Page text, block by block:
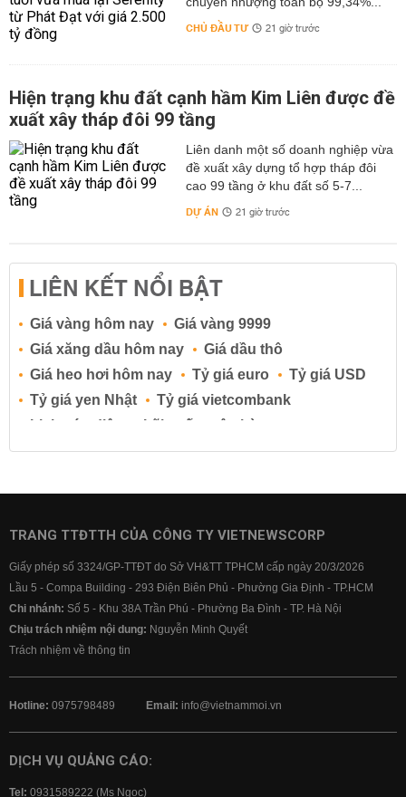
CHỦ ĐẦU TƯ 21 giờ trước
Hiện trạng khu đất cạnh hầm Kim Liên được đề
xuất xây tháp đôi 99 tầng
Liên danh một số doanh nghiệp vừa
đề xuất xây dựng tổ hợp tháp đôi
cao 99 tầng ở khu đất số 5-7...
DỰ ÁN 21 giờ trước
LIÊN KẾT NỔI BẬT
Giá vàng hôm nay
Giá vàng 9999
Giá xăng dầu hôm nay
Giá dầu thô
Giá heo hơi hôm nay
Tỷ giá euro
Tỷ giá USD
Tỷ giá yen Nhật
Tỷ giá vietcombank
Lịch cúp điện
Lãi suất ngân hàng
Lãi suất tiết kiệm
Lãi suất tiền gửi
Lãi suất ngân hàng BIDV
Lãi suất ngân hàng Vietcombank
TRANG TTĐTTH CỦA CÔNG TY VIETNEWSCORP
Giấy phép số 3324/GP-TTĐT do Sở VH&TT TPHCM cấp ngày 20/3/2026
Lầu 5 - Compa Building - 293 Điện Biên Phủ - Phường Gia Định - TP.HCM
Chi nhánh: Số 5 - Khu 38A Trần Phú - Phường Ba Đình - TP. Hà Nội
Chịu trách nhiệm nội dung: Nguyễn Minh Quyết
Trách nhiệm về thông tin
Hotline: 0975798489 Email: info@vietnammoi.vn
DỊCH VỤ QUẢNG CÁO:
Tel: 0931589222 (Ms Ngọc)